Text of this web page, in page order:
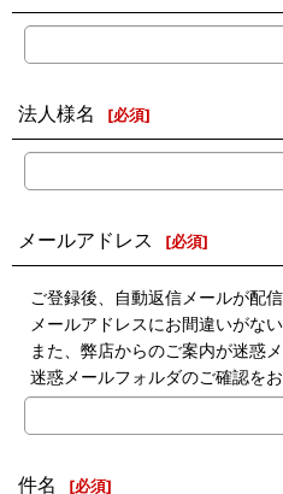
法人様名 [必須]
メールアドレス [必須]
ご登録後、自動返信メールが配信
メールアドレスにお間違いがな
また、弊店からのご案内が迷惑
迷惑メールフォルダのご確認をお
件名 [必須]